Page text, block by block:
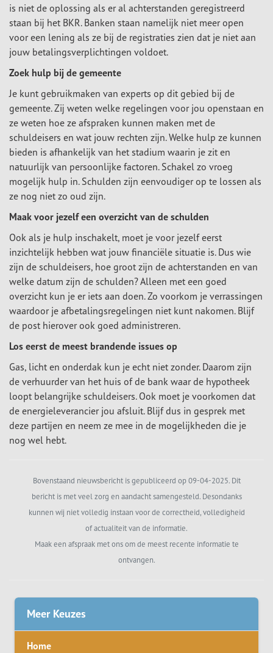
is niet de oplossing als er al achterstanden geregistreerd
staan bij het BKR. Banken staan namelijk niet meer open
voor een lening als ze bij de registraties zien dat je niet aan
jouw betalingsverplichtingen voldoet.
Zoek hulp bij de gemeente
Je kunt gebruikmaken van experts op dit gebied bij de
gemeente. Zij weten welke regelingen voor jou openstaan en
ze weten hoe ze afspraken kunnen maken met de
schuldeisers en wat jouw rechten zijn. Welke hulp ze kunnen
bieden is afhankelijk van het stadium waarin je zit en
natuurlijk van persoonlijke factoren. Schakel zo vroeg
mogelijk hulp in. Schulden zijn eenvoudiger op te lossen als
ze nog niet zo oud zijn.
Maak voor jezelf een overzicht van de schulden
Ook als je hulp inschakelt, moet je voor jezelf eerst
inzichtelijk hebben wat jouw financiële situatie is. Dus wie
zijn de schuldeisers, hoe groot zijn de achterstanden en van
welke datum zijn de schulden? Alleen met een goed
overzicht kun je er iets aan doen. Zo voorkom je verrassingen
waardoor je afbetalingsregelingen niet kunt nakomen. Blijf
de post hierover ook goed administreren.
Los eerst de meest brandende issues op
Gas, licht en onderdak kun je echt niet zonder. Daarom zijn
de verhuurder van het huis of de bank waar de hypotheek
loopt belangrijke schuldeisers. Ook moet je voorkomen dat
de energieleverancier jou afsluit. Blijf dus in gesprek met
deze partijen en neem ze mee in de mogelijkheden die je
nog wel hebt.
Bovenstaand nieuwsbericht is gepubliceerd op 09-04-2025. Dit
bericht is met veel zorg en aandacht samengesteld. Desondanks
kunnen wij niet volledig instaan voor de correctheid, volledigheid
of actualiteit van de informatie.
Maak een afspraak met ons om de meest recente informatie te
ontvangen.
Meer Keuzes
Home